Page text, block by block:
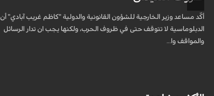
أكّد مساعد وزير الخارجية للشؤون القانونية والدولية "كاظم غريب آبادي" أن
الدبلوماسية لا تتوقف حتى في ظروف الحرب، ولكنها يجب ان تدار الرسائل
والمواقف وا...